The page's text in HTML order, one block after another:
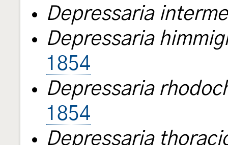
Depressaria
Depressaria
1854
Depressaria
1854
Depressaria